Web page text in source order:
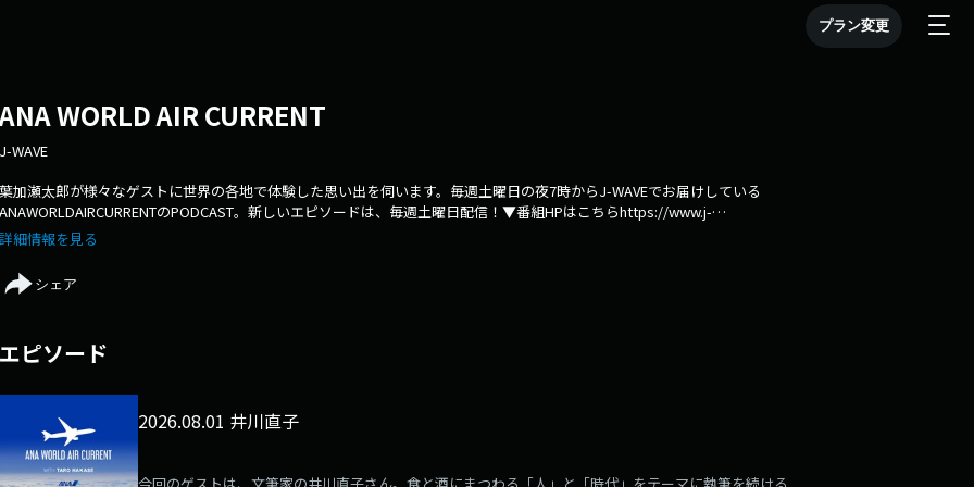
プラン変更
WORLD AIR CURRENT
WAVE
加瀬太郎が様々なゲストに世界の各地で体験した思い出を伺います。毎週土曜日の夜7時からJ-WAVEでお届けしている
のPODCAST。新しいエピソードは、毎週土曜日配信！▼番組HPはこちらhttps://www.j-
original/worldaircurrent/
細情報を見る
シェア
ピソード
2026.08.01 井川直子